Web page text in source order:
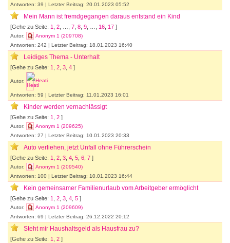
Antworten: 39 | Letzter Beitrag: 20.01.2023 05:52
Mein Mann ist fremdgegangen daraus entstand ein Kind
[Gehe zu Seite: 1 2 7 8 9 16 17 ]
Autor:
Anonym 1 (209708)
Antworten: 242 | Letzter Beitrag: 18.01.2023 16:40
Leidiges Thema - Unterhalt
[Gehe zu Seite: 1 2 3 4 ]
Autor: Heati
Antworten: 59 | Letzter Beitrag: 11.01.2023 16:01
Kinder werden vernachlässigt
[Gehe zu Seite: 1 2 ]
Autor:
Anonym 1 (209625)
Antworten: 27 | Letzter Beitrag: 10.01.2023 20:33
Auto verliehen, jetzt Unfall ohne Führerschein
[Gehe zu Seite: 1 2 3 4 5 6 7 ]
Autor:
Anonym 1 (209540)
Antworten: 100 | Letzter Beitrag: 10.01.2023 16:44
Kein gemeinsamer Familienurlaub vom Arbeitgeber ermöglicht
[Gehe zu Seite: 1 2 3 4 5 ]
Autor:
Anonym 1 (209609)
Antworten: 69 | Letzter Beitrag: 26.12.2022 20:12
Steht mir Haushaltsgeld als Hausfrau zu?
[Gehe zu Seite: 1 2 ]